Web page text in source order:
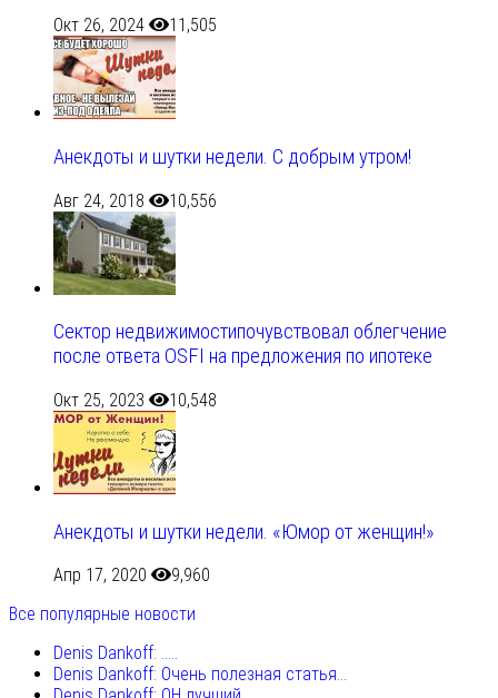
Окт 26, 2024 11,505
Анекдоты и шутки недели. С добрым утром!
Авг 24, 2018 10,556
Сектор недвижимостипочувствовал облегчение
после ответа OSFI на предложения по ипотеке
Окт 25, 2023 10,548
Анекдоты и шутки недели. «Юмор от женщин!»
Апр 17, 2020
9,960
Все популярные новости
Denis Dankoff: .....
Denis Dankoff: Очень полезная статья...